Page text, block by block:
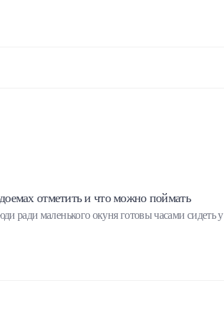
отметить и что можно поймать
ради маленького окуня готовы часами сидеть у